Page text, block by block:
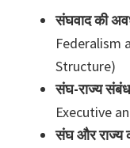
संघवाद की
Federalism
Structure)
संघ-राज्य संबंध
Executive
संघ और राज्य